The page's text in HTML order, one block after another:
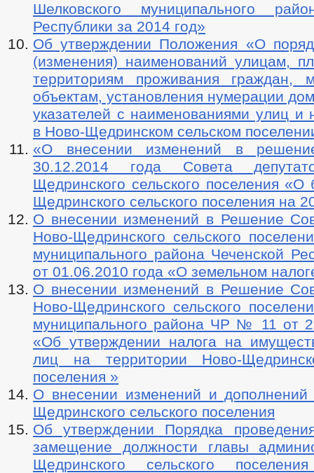
Шелковского муниципального
Республики за 2014 год»
Об утверждении Положения «О
(изменения) наименований улицам,
территориям проживания граждан,
объектам, установления нумерации
указателей с наименованиями улиц и
в Ново-Щедринском сельском
«О внесении изменений в
30.12.2014 года Совета
Щедринского сельского поселения
Щедринского сельского поселения на
О внесении изменений в Решение
Ново-Щедринского сельского
муниципального района Чеченской
от 01.06.2010 года «О земельном
О внесении изменений в Решение
Ново-Щедринского сельского
муниципального района ЧР № 11 от
«Об утверждении налога на
лиц на территории Ново-
поселения »
О внесении изменений и
Щедринского сельского поселения
Об утверждении Порядка
замещение должности главы
Щедринского сельского